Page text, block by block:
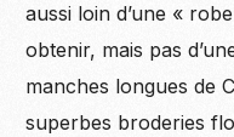
aussi loin d’une «
obtenir, mais pas
manches longues de
superbes broderies